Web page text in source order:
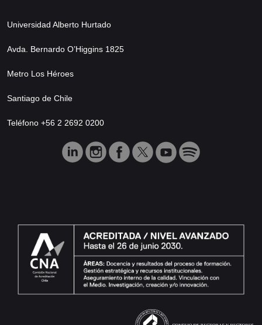
Universidad Alberto Hurtado
Avda. Bernardo O’Higgins 1825
Metro Los Héroes
Santiago de Chile
Teléfono +56 2 2692 0200